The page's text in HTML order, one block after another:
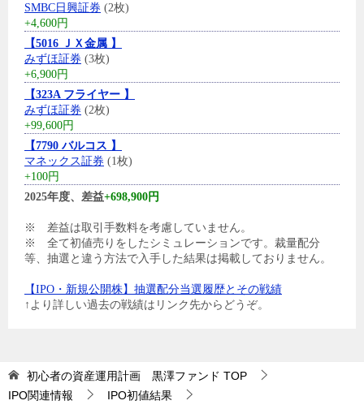
SMBC日興証券 (2枚)
+4,600円
【5016 ＪＸ金属 】
みずほ証券 (3枚)
+6,900円
【323A フライヤー 】
みずほ証券 (2枚)
+99,600円
【7790 バルコス 】
マネックス証券 (1枚)
+100円
2025年度、差益+698,900円
※ 差益は取引手数料を考慮していません。
※ 全て初値売りをしたシミュレーションです。裁量配分
等、抽選と違う方法で入手した結果は掲載しておりません。
【IPO・新規公開株】抽選配分当選履歴とその戦績
↑より詳しい過去の戦績はリンク先からどうぞ。
初心者の資産運用計画 黒澤ファンド TOP
IPO関連情報
IPO初値結果